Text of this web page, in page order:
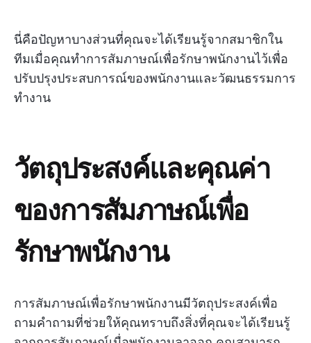
นี่คือปัญหาบางส่วนที่คุณจะได้เรียนรู้จากสมาชิกใน
ทีมเมื่อคุณทำการสัมภาษณ์เพื่อรักษาพนักงานไว้เพื่อ
ปรับปรุงประสบการณ์ของพนักงานและวัฒนธรรมการ
ทำงาน
วัตถุประสงค์และคุณค่า
ของการสัมภาษณ์เพื่อ
รักษาพนักงาน
การสัมภาษณ์เพื่อรักษาพนักงานมีวัตถุประสงค์เพื่อ
ถามคำถามที่ช่วยให้คุณทราบถึงสิ่งที่คุณจะได้เรียนรู้